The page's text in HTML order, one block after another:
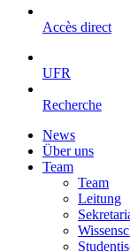
Accès direct
UFR
Recherche
News
Über uns
Team
Team
Leitung